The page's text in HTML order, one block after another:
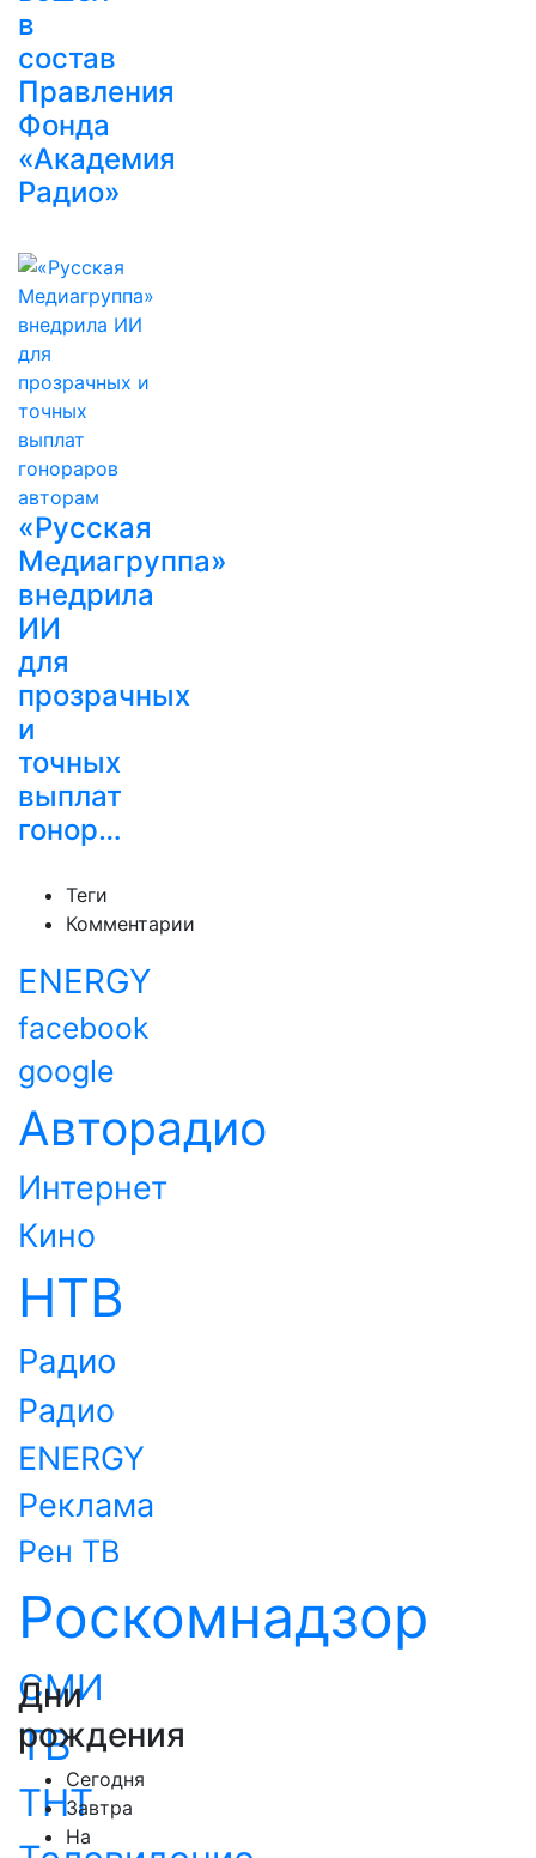
в
состав
Правления
Фонда
«Академия
Радио»
«Русская
Медиагруппа»
внедрила
ИИ
для
прозрачных
и
точных
выплат
гонор…
Теги
Комментарии
ENERGY
facebook
google
Авторадио
Интернет
Кино
НТВ
Радио
Радио
ENERGY
Реклама
Рен ТВ
Роскомнадзор
СМИ
ТВ
ТНТ
Дни
рождения
Сегодня
Завтра
На